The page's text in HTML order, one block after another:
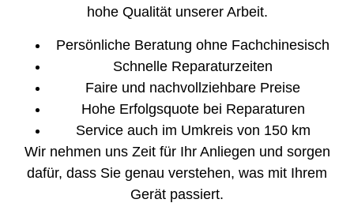
hohe Qualität unserer Arbeit.
Persönliche Beratung ohne Fachchinesisch
Schnelle Reparaturzeiten
Faire und nachvollziehbare Preise
Hohe Erfolgsquote bei Reparaturen
Service auch im Umkreis von 150 km
Wir nehmen uns Zeit für Ihr Anliegen und sorgen
dafür, dass Sie genau verstehen, was mit Ihrem
Gerät passiert.